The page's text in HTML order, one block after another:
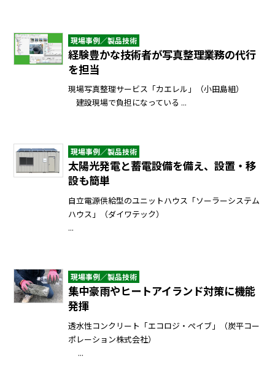
現場事例／製品技術
経験豊かな技術者が写真整理業務の代行
を担当
現場写真整理サービス「カエレル」（小田島組）
建設現場で負担になっている ...
現場事例／製品技術
太陽光発電と蓄電設備を備え、設置・移
設も簡単
自立電源供給型のユニットハウス「ソーラーシステム
ハウス」（ダイワテック）
...
現場事例／製品技術
集中豪雨やヒートアイランド対策に機能
発揮
透水性コンクリート「エコロジ・ぺイブ」（炭平コー
ポレーション株式会社）
...